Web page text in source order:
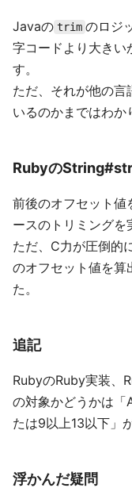
Javaの trim のロジ
字コードより大きい
す。
ただ、それが他の言
いるのかまではわか
Rubyの
前後のオフセット値
ースのトリミングを
ただ、C力が圧倒的
のオフセット値を算
た。
追記
RubyのRuby実装、
の対象かどうかは「
たは9以上13以下」
浮かんだ疑問